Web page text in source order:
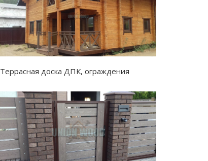
Террасная доска ДПК, ограждения